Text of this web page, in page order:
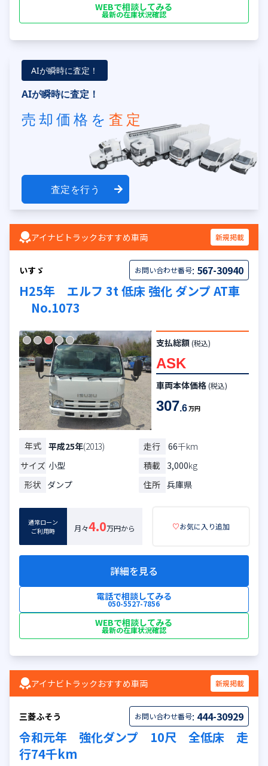
WEBで相談してみる
最新の在庫状況確認
AIが瞬時に査定！
AIが瞬時に査定！
売却価格を 査定
査定を行う
アイナビトラックおすすめ車両 新規掲載
いすゞ お問い合わせ番号: 567-30940
H25年 エルフ 3t 低床 強化 ダンプ AT車
No.1073
支払総額 (税込)
ASK
車両本体価格 (税込)
307.6万円
年式 平成25年(2013) 走行 66千km
サイズ 小型 積載 3,000kg
形状 ダンプ 住所 兵庫県
通常ローン
ご利用時
月々4.0万円から ♡お気に入り追加
詳細を見る
電話で相談してみる
050-5527-7856
WEBで相談してみる
最新の在庫状況確認
アイナビトラックおすすめ車両 新規掲載
三菱ふそう お問い合わせ番号: 444-30929
令和元年 強化ダンプ 10尺 全低床 走
行74千km